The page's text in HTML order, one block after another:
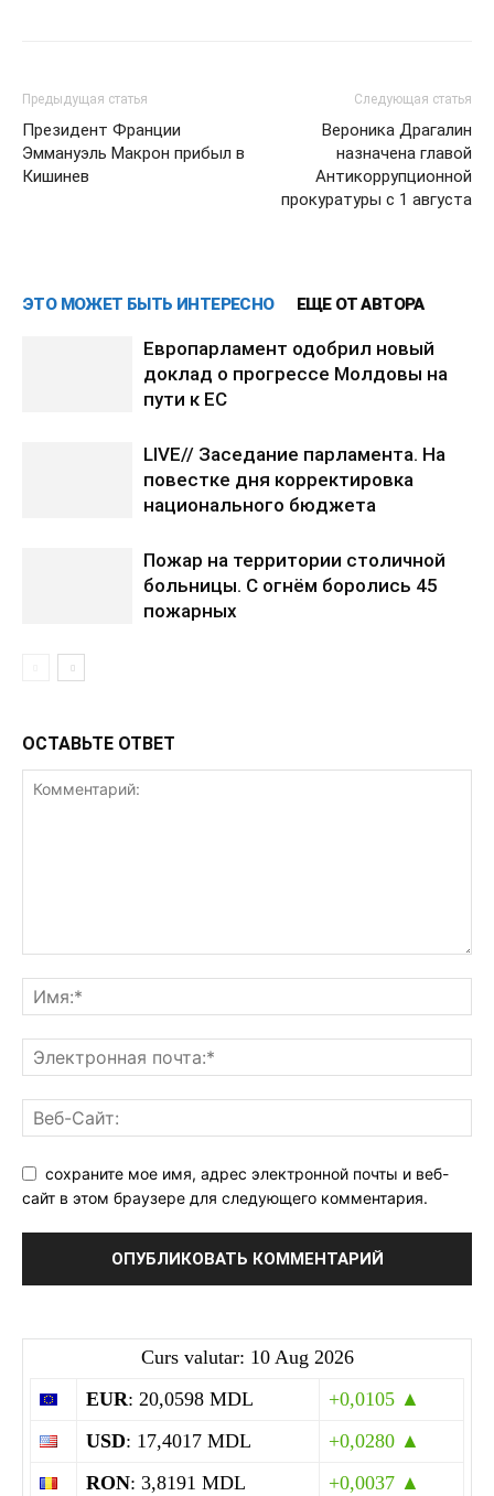
Предыдущая статья
Президент Франции
Эммануэль Макрон прибыл в
Кишинев
Следующая статья
Вероника Драгалин
назначена главой
Антикоррупционной
прокуратуры с 1 августа
ЭТО МОЖЕТ БЫТЬ ИНТЕРЕСНО ЕЩЕ ОТ АВТОРА
Европарламент одобрил новый
доклад о прогрессе Молдовы на
пути к ЕС
LIVE// Заседание парламента. На
повестке дня корректировка
национального бюджета
Пожар на территории столичной
больницы. С огнём боролись 45
пожарных
ОСТАВЬТЕ ОТВЕТ
сохраните мое имя, адрес электронной почты и веб-
сайт в этом браузере для следующего комментария.
Curs valutar: 10 Aug 2026
EUR: 20,0598 MDL
+0,0105 ▲
USD: 17,4017 MDL
+0,0280 ▲
RON: 3,8191 MDL
+0,0037 ▲